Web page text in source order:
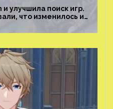
улучшила поиск игр.
что изменилось и